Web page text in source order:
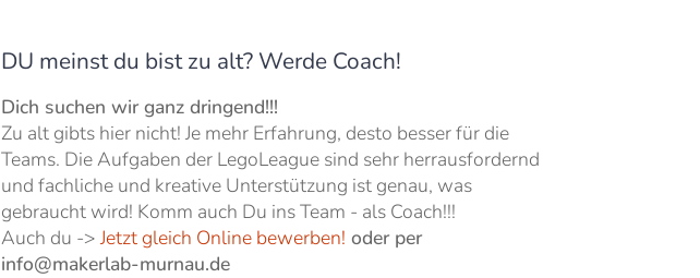
DU meinst du bist zu alt? Werde Coach!
Dich suchen wir ganz dringend!!!
Zu alt gibts hier nicht! Je mehr Erfahrung, desto besser für die
Teams. Die Aufgaben der LegoLeague sind sehr herrausfordernd
und fachliche und kreative Unterstützung ist genau, was
gebraucht wird! Komm auch Du ins Team - als Coach!!!
Auch du ->Jetzt gleich Online bewerben! oder per
info@makerlab-murnau.de